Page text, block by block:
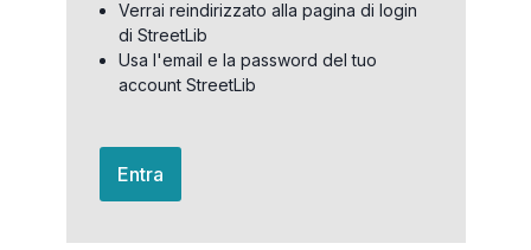
Verrai reindirizzato alla pagina di login
di StreetLib
Usa l'email e la password del tuo
account StreetLib
Entra